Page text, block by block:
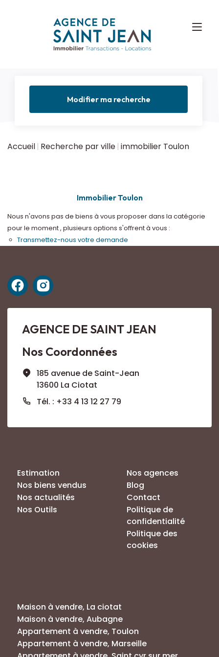
Modifier ma recherche
Accueil Recherche par ville immobilier Toulon
Immobilier Toulon
Nous n'avons pas de biens à vous proposer dans la catégorie
pour le moment , plusieurs options s'offrent à vous :
Transmettez-nous votre demande
AGENCE DE SAINT JEAN
Nos Coordonnées
185 avenue de Saint-Jean
13600 La Ciotat
Tél. : +33 4 13 12 27 79
Estimation
Nos biens vendus
Nos actualités
Nos Outils
Nos agences
Blog
Contact
Politique de
confidentialité
Politique des
cookies
Maison à vendre, La ciotat
Maison à vendre, Aubagne
Appartement à vendre, Toulon
Appartement à vendre, Marseille